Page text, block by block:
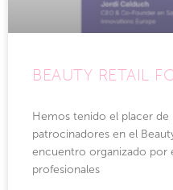
BEAUTY RETAIL
Hemos tenido el placer
patrocinadores en el
encuentro organizado por
profesionales